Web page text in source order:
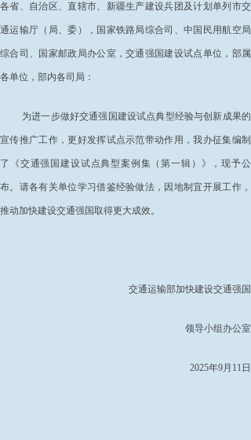
各省、自治区、直辖市、新疆生产建设兵团及计划单列市交
通运输厅（局、委），国家铁路局综合司、中国民用航空局
综合司、国家邮政局办公室，交通强国建设试点单位，部属
各单位，部内各司局：
为进一步做好交通强国建设试点典型经验与创新成果的
宣传推广工作，更好发挥试点示范带动作用，我办征集编制
了《交通强国建设试点典型案例集（第一辑）》，现予公
布。请各有关单位学习借鉴经验做法，因地制宜开展工作，
推动加快建设交通强国取得更大成效。
交通运输部加快建设交通强国
领导小组办公室
2025年9月11日